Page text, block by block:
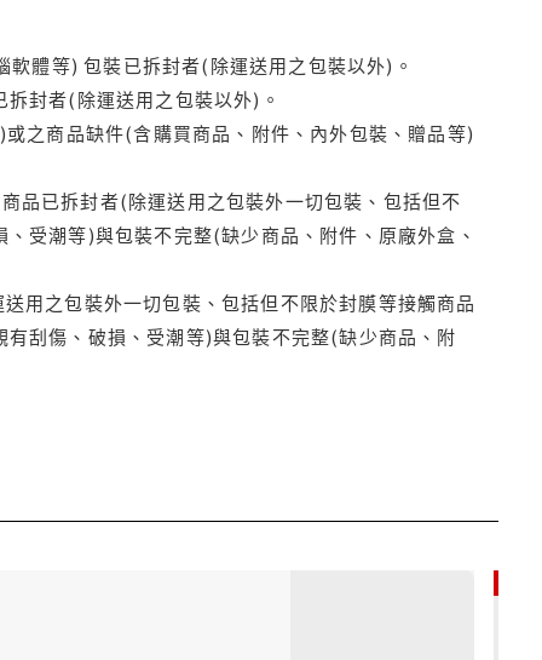
體等) 包裝已拆封者(除運送用之包裝以外)。
封者(除運送用之包裝以外)。
之商品缺件(含購買商品、附件、內外包裝、贈品等)
品已拆封者(除運送用之包裝外一切包裝、包括但不
受潮等)與包裝不完整(缺少商品、附件、原廠外盒、
用之包裝外一切包裝、包括但不限於封膜等接觸商品
刮傷、破損、受潮等)與包裝不完整(缺少商品、附